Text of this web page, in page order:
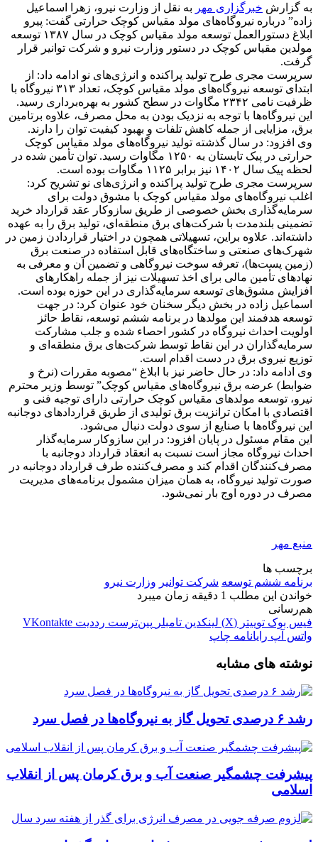
به گزارش خبرگزاری مهر به نقل از وزارت نیرو، زهرا اسماعیل
زاده” درباره نیروگاه‌های مولد مقیاس کوچک حرارتی گفت: پیرو
ابلاغ دستورالعمل توسعه مولد مقیاس کوچک در سال ۱۳۸۷ توسعه
مولدین مقیاس کوچک در دستور وزارت نیرو و شرکت توانیر قرار
گرفت.
سرپرست مجری طرح تولید پراکنده و انرژی‌های نو ادامه داد: از
ابتدای توسعه نیروگاه‌های مولد مقیاس کوچک، تعداد ۳۱۳ نیروگاه با
ظرفیت نامی ۲۳۴۲ مگاوات در سطح کشور به بهره‌برداری رسید.
این نیروگاه‌ها با توجه به نزدیک بودن به محل مصرف، علاوه برتامین
برق، مزایایی از جمله کاهش تلفات و بهبود کیفیت توان را دارند.
وی افزود: در سال گذشته تولید نیروگاه‌های مولد مقیاس کوچک
حرارتی در پیک تابستان به ۱۲۵۰ مگاوات رسید. توان تأمین شده در
لحظه پیک سال ۱۴۰۲ نیز برابر ۱۱۲۵ مگاوات بوده است.
سرپرست مجری طرح تولید پراکنده و انرژی‌های نو تشریح کرد:
اغلب نیروگاه‌های مولد مقیاس کوچک با مشوق دولت برای
سرمایه‌گذاری بخش خصوصی از طریق سازوکار عقد قرارداد خرید
تضمینی بلندمدت با شرکت‌های برق منطقه‌ای، تولید برق را به عهده
داشته‌اند. علاوه براین، تسهیلاتی همچون در اختیار قراردادن زمین در
شهرک‌های صنعتی و ساختگاه‌های قابل استفاده در صنعت برق
(زمین پست‌ها)، تعرفه سوخت نیروگاهی و تضمین آن و معرفی به
نهادهای تأمین مالی برای اخذ تسهیلات نیز از جمله راهکارهای
افزایش مشوق‌های توسعه سرمایه‌گذاری در این حوزه بوده است.
اسماعیل زاده در بخش دیگر سخنان خود عنوان کرد: در جهت
توسعه هدفمند این مولدها در برنامه ششم توسعه، نقاط حائز
اولویت احداث نیروگاه در کشور
احصاء شده و جلب مشارکت
سرمایه‌گذاران در این نقاط توسط شرکت‌های برق منطقه‌ای و
توزیع نیروی برق در دست اقدام است.
وی ادامه داد: در حال حاضر نیز با ابلاغ “مصوبه مقررات (نرخ و
ضوابط) عرضه برق نیروگاه‌های مقیاس کوچک” توسط وزیر محترم
نیرو، توسعه مولدهای مقیاس کوچک حرارتی دارای توجیه فنی و
اقتصادی با امکان ترانزیت برق تولیدی از طریق قراردادهای دوجانبه
این نیروگاه‌ها با صنایع از سوی دولت دنبال می‌شود.
این مقام مسئول در پایان افزود: در این سازوکار سرمایه‌گذار
احداث نیروگاه مجاز است نسبت به انعقاد قرارداد دوجانبه با
مصرف‌کنندگان اقدام کند و مصرف‌کننده طرف قرارداد دوجانبه در
صورت تولید نیروگاه، به همان میزان مشمول برنامه‌های مدیریت
مصرف در دوره اوج بار نمی‌شود.
منبع مهر
برچسب ها
برنامه ششم توسعه شرکت توانیر وزارت نیرو
خواندن این مطلب 1 دقیقه زمان میبرد
هم‌رسانی
فیس بوک توییتر (X) لینکدین ‫تامبلر ‫پین‌ترست ‫رددیت ‫VKontakte
واتس آپ رایانامه چاپ
نوشته های مشابه
رشد ۶ درصدی تحویل گاز به نیروگاه‌ها در فصل سرد
پیشرفت چشمگیر صنعت آب و برق کرمان پس از انقلاب
اسلامی